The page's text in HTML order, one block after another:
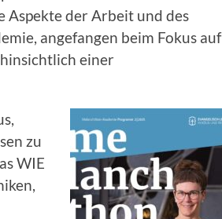
Aspekte der Arbeit und des
angefangen beim Fokus auf
einer
zu
WIE